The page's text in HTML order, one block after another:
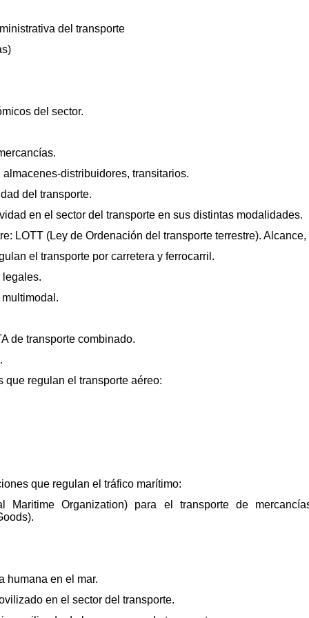
del transporte
del sector.
distribuidores, transitarios.
del transporte.
en el sector del transporte en sus distintas modalidades.
LOTT (Ley de Ordenación del transporte terrestre).
el transporte por carretera y ferrocarril.
de transporte combinado.
regulan el transporte aéreo:
que regulan el tráfico marítimo:
Maritime Organization) para el transporte de
humana en el mar.
en el sector del transporte.